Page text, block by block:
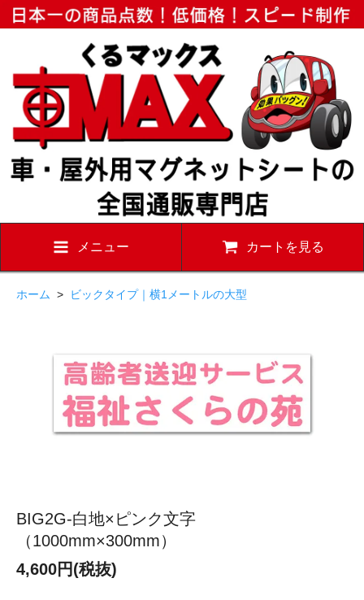
メニュー カートを見る
ホーム > ビックタイプ｜横1メートルの大型
BIG2G-白地×ピンク文字
（1000mm×300mm）
4,600円(税抜)